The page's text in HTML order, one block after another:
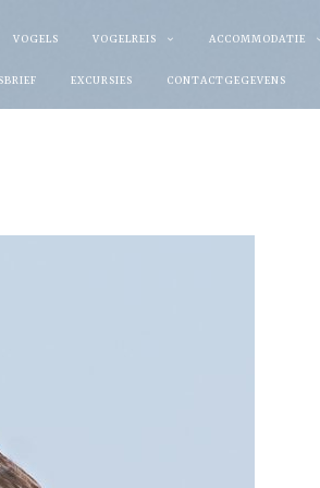
VOGELS VOGELREIS ACCOMMODATIE
EXCURSIES CONTACTGEGEVENS